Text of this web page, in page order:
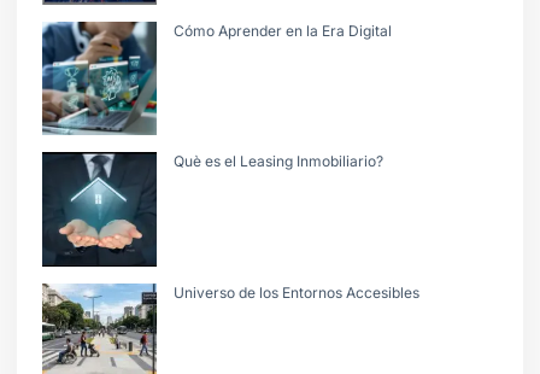
Cómo Aprender en la Era Digital
Què es el Leasing Inmobiliario?
Universo de los Entornos Accesibles